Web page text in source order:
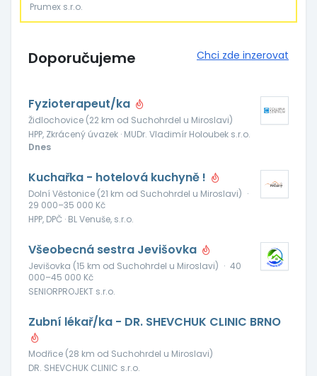
Prumex s.r.o.
Doporučujeme Chci zde inzerovat
Fyzioterapeut/ka
Židlochovice (22 km od Suchohrdel u Miroslavi)
HPP, Zkrácený úvazek · MUDr. Vladimír Holoubek s.r.o.
Dnes
Kuchařka - hotelová kuchyně !
Dolní Věstonice (21 km od Suchohrdel u Miroslavi) ·
29 000–35 000 Kč
HPP, DPČ · BL Venuše, s.r.o.
Všeobecná sestra Jevišovka
Jevišovka (15 km od Suchohrdel u Miroslavi) · 40
000–45 000 Kč
SENIORPROJEKT s.r.o.
Zubní lékař/ka - DR. SHEVCHUK CLINIC BRNO
Modřice (28 km od Suchohrdel u Miroslavi)
DR. SHEVCHUK CLINIC s.r.o.